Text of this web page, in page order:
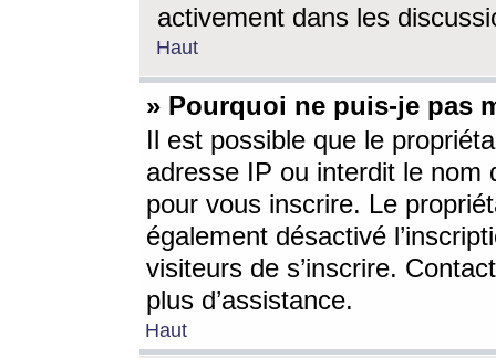
activement dans les
Haut
» Pourquoi ne puis-je pas
Il est possible que le
adresse IP ou interdit le nom
pour vous inscrire. Le
également désactivé
visiteurs de s’inscrire.
plus d’assistance.
Haut